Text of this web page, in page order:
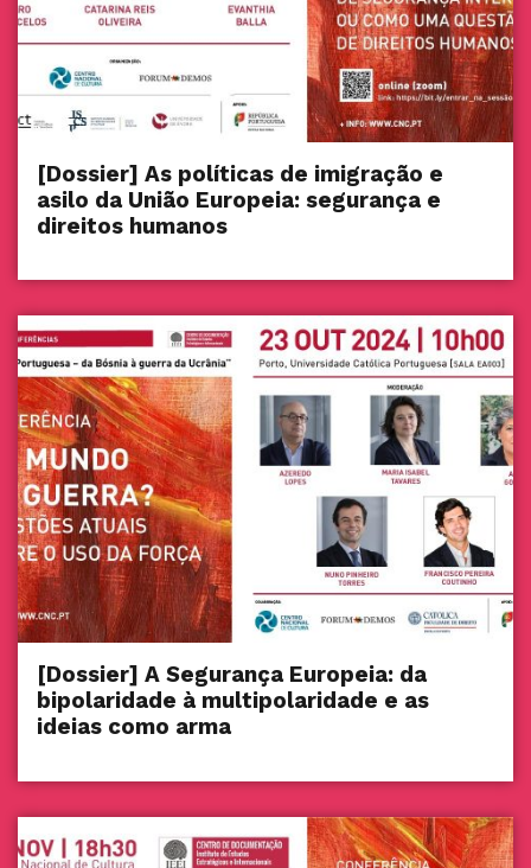
[Dossier] As políticas de imigração e
asilo da União Europeia: segurança e
direitos humanos
[Dossier] A Segurança Europeia: da
bipolaridade à multipolaridade e as
ideias como arma